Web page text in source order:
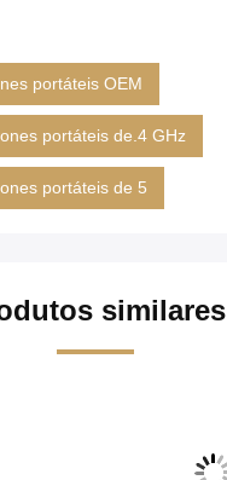
portáteis OEM
portáteis de.4 GHz
portáteis de 5
similares